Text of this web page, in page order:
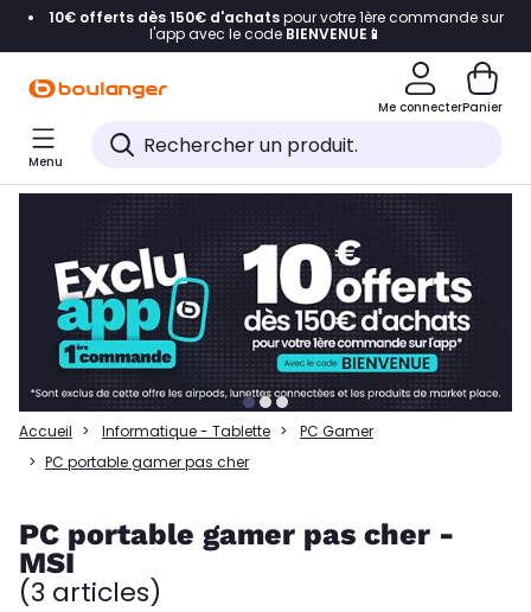
Accéder directement à la navigation
Accéder directement à la liste des produits
Accéder directement au contenu
Accéder directement au pied de page
Accéder directement au chatbot
10€ offerts dès 150€ d'achatspour votre 1ère commande sur
l'app avec le code BIENVENUE📱
Me connecterPanier
Menu
Accueil Informatique - Tablette
PC Gamer
PC portable gamer pas cher
PC portable gamer pas cher -
MSI
(3 articles)